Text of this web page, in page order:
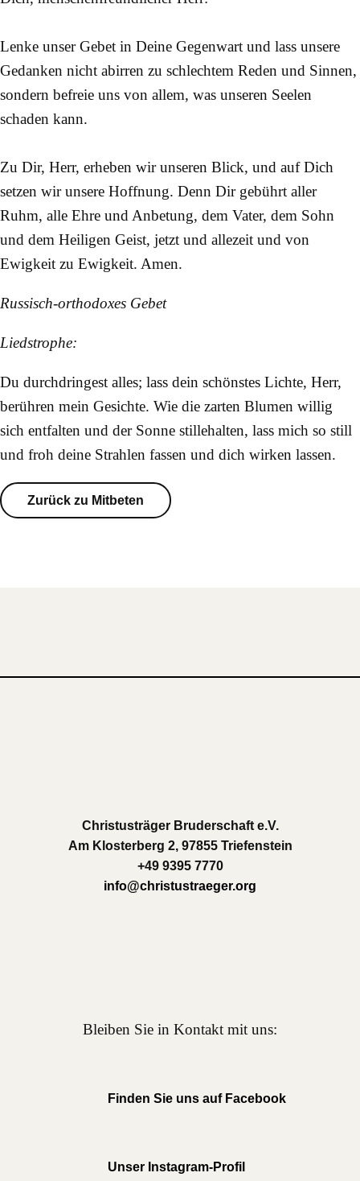
Lenke unser Gebet in Deine Gegenwart und lass unsere
Gedanken nicht abirren zu schlechtem Reden und Sinnen,
sondern befreie uns von allem, was unseren Seelen
schaden kann.
Zu Dir, Herr, erheben wir unseren Blick, und auf Dich
setzen wir unsere Hoffnung. Denn Dir gebührt aller
Ruhm, alle Ehre und Anbetung, dem Vater, dem Sohn
und dem Heiligen Geist, jetzt und allezeit und von
Ewigkeit zu Ewigkeit. Amen.
Russisch-orthodoxes Gebet
Liedstrophe:
Du durchdringest alles; lass dein schönstes Lichte, Herr,
berühren mein Gesichte. Wie die zarten Blumen willig
sich entfalten und der Sonne stillehalten, lass mich so still
und froh deine Strahlen fassen und dich wirken lassen.
Zurück zu Mitbeten
Christusträger Bruderschaft e.V.
Am Klosterberg 2, 97855 Triefenstein
+49 9395 7770
info@christustraeger.org
Bleiben Sie in Kontakt mit uns:
Finden Sie uns auf Facebook
Unser Instagram-Profil